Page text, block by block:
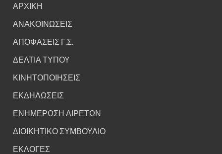
ΑΡΧΙΚΗ
ΑΝΑΚΟΙΝΩΣΕΙΣ
ΑΠΟΦΑΣΕΙΣ Γ.Σ.
ΔΕΛΤΙΑ ΤΥΠΟΥ
ΚΙΝΗΤΟΠΟΙΗΣΕΙΣ
ΕΚΔΗΛΩΣΕΙΣ
ΕΝΗΜΕΡΩΣΗ ΑΙΡΕΤΩΝ
ΔΙΟΙΚΗΤΙΚΟ ΣΥΜΒΟΥΛΙΟ
ΕΚΛΟΓΕΣ